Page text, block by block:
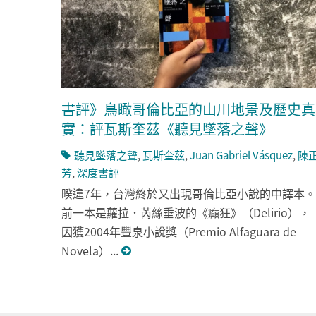
書評》鳥瞰哥倫比亞的山川地景及歷史真
實：評瓦斯奎茲《聽見墜落之聲》
聽見墜落之聲, 瓦斯奎茲,Juan Gabriel Vásquez, 陳
芳,深度書評
暌違7年，台灣終於又出現哥倫比亞小說的中譯本。
前一本是蘿拉．芮絲垂波的《癲狂》（Delirio），
因獲2004年豐泉小說獎（Premio Alfaguara de
Novela）...